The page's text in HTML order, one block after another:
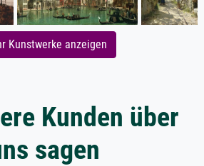
Kunstwerke anzeigen
Kunden über
sagen